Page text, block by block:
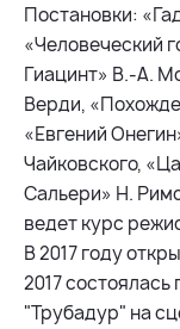
Постановки:
«Человеческий
Гиацинт» В.-А.
Верди,
«Евгений
Чайковского,
Сальери» Н.
ведет курс
В 2017 году
2017
"Трубадур" на